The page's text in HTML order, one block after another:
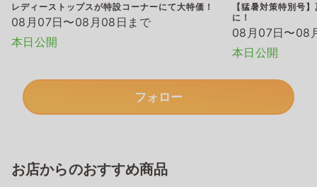
レディーストップスが特設コーナーにて大特価！
08月07日〜08月08日まで
本日公開
【猛暑対策特別号
に！
08月07日〜08
本日公開
フォロー
お店からのおすすめ商品